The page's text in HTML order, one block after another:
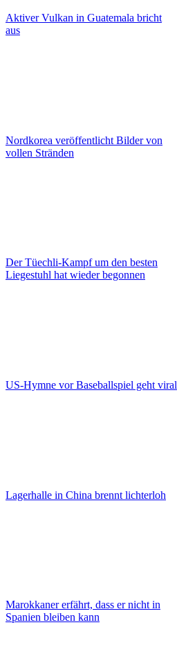
Aktiver Vulkan in Guatemala bricht
aus
Nordkorea veröffentlicht Bilder von
vollen Stränden
Der Tüechli-Kampf um den besten
Liegestuhl hat wieder begonnen
US-Hymne vor Baseballspiel geht viral
Lagerhalle in China brennt lichterloh
Marokkaner erfährt, dass er nicht in
Spanien bleiben kann